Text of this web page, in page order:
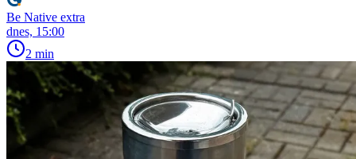
Be Native extra
dnes, 15:00
2 min